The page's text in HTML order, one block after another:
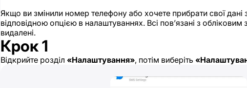
Якщо ви змінили номер телефону або хочете прибрати свої дані
відповідною опцією в налаштуваннях. Всі пов’язані з обліковим
видалені.
Крок 1
Відкрийте розділ «Налаштування», потім виберіть